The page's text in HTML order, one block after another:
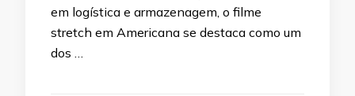
em logística e armazenagem, o filme
stretch em Americana se destaca como um
dos …